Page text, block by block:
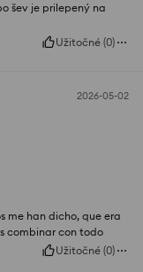
šev je prilepený na
Užitočné (0)
2026-05-02
me han dicho, que era
combinar con todo
Užitočné (0)